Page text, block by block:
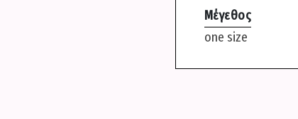
Μέγεθος
one size